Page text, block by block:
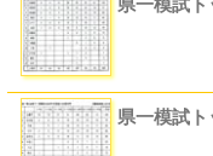
県一模試ト